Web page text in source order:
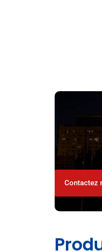
Contactez